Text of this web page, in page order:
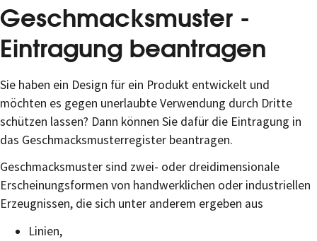
Geschmacksmuster -
Eintragung beantragen
Sie haben ein Design für ein Produkt entwickelt und
möchten es gegen unerlaubte Verwendung durch Dritte
schützen lassen? Dann können Sie dafür die Eintragung in
das Geschmacksmusterregister beantragen.
Geschmacksmuster sind zwei- oder dreidimensionale
Erscheinungsformen von handwerklichen oder industriellen
Erzeugnissen, die sich unter anderem ergeben aus
Linien,